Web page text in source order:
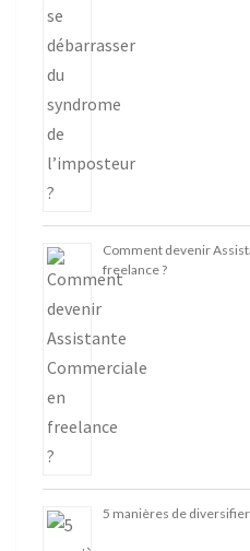
Comment devenir
freelance ?
5 manières de